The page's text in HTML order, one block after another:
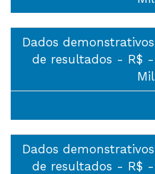
Dados demonstrativos
de resultados - R$ -
Mil
Dados demonstrativos
de resultados - R$ -